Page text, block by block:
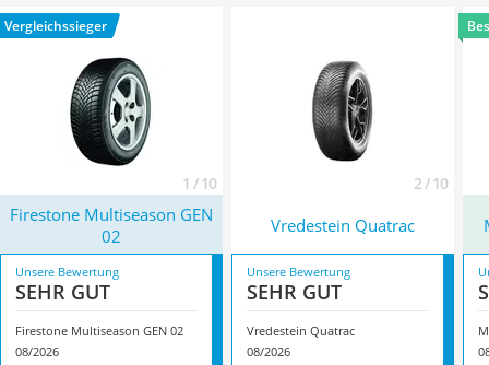
Wagenheber
Service
hat uns hier im August 2026 besonders das Modell
Firestone
Multiseason GEN 02
Vergleichssieger
1 / 10 2 / 10
Firestone Multiseason GEN
02
Vredestein Quatrac
Unsere Bewertung
SEHR GUT
Firestone Multiseason GEN 02
08/2026
Unsere Bewertung
SEHR GUT
Vredestein Quatrac
08/2026